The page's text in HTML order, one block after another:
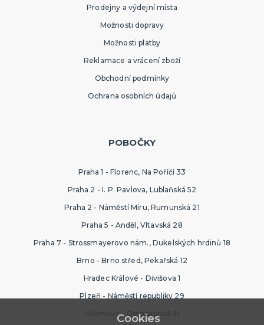
Prodejny a výdejní místa
Možnosti dopravy
Možnosti platby
Reklamace a vrácení zboží
Obchodní podmínky
Ochrana osobních údajů
POBOČKY
Praha 1 - Florenc, Na Poříčí 33
Praha 2 - I. P. Pavlova, Lublaňská 52
Praha 2 - Náměstí Míru, Rumunská 21
Praha 5 - Anděl, Vltavská 28
Praha 7 - Strossmayerovo nám., Dukelských hrdinů 18
Brno - Brno střed, Pekařská 12
Hradec Králové - Divišova 1
Plzeň - Náměstí republiky 29
Olomouc - Ostružnická 31
Cookies